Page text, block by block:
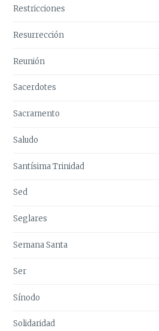
Restricciones
Resurrección
Reunión
Sacerdotes
Sacramento
Saludo
Santísima Trinidad
Sed
Seglares
Semana Santa
Ser
Sínodo
Solidaridad